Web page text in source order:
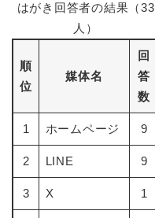
はがき回答者の結果（33
人）
順
位
媒体名
回
答
数
1 ホームページ 9
2 LINE 9
3 X 1